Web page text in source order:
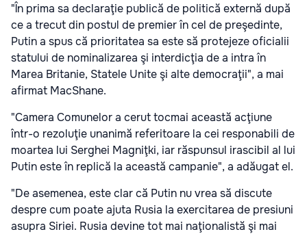
"În prima sa declaraţie publică de politică externă după
ce a trecut din postul de premier în cel de preşedinte,
Putin a spus că prioritatea sa este să protejeze oficialii
statului de nominalizarea şi interdicţia de a intra în
Marea Britanie, Statele Unite şi alte democraţii", a mai
afirmat MacShane.
"Camera Comunelor a cerut tocmai această acţiune
într-o rezoluţie unanimă referitoare la cei responabili de
moartea lui Serghei Magniţki, iar răspunsul irascibil al lui
Putin este în replică la această campanie", a adăugat el.
"De asemenea, este clar că Putin nu vrea să discute
despre cum poate ajuta Rusia la exercitarea de presiuni
asupra Siriei. Rusia devine tot mai naţionalistă şi mai